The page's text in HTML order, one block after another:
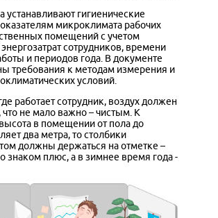
устанавливают гигиенические
микроклимата рабочих
помещений с учетом
сотрудников, времени
и периодов года. В документе
требования к методам измерения и
условий.
работает сотрудник, воздух должен
не мало важно – чистым. К
в помещении от пола до
два метра, то столбики
должны держаться на отметке –
знаком плюс, а в зимнее время года -